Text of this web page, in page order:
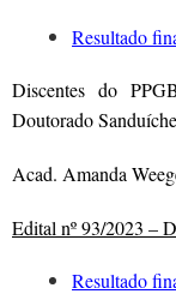
Resultado
Discentes do
Doutorado
Acad. Amanda
Edital nº 93/2023 –
Resultado